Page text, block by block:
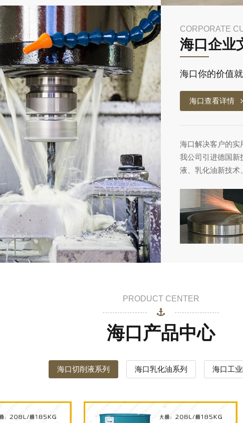
CORPORATE
海口企业
海口你的价值
海口查看详情
海口解决客户的实
我公司引进德国新
液、乳化油新技术
PRODUCT CENTER
海口产品中心
海口切削液系列 海口乳化油系列 海口工